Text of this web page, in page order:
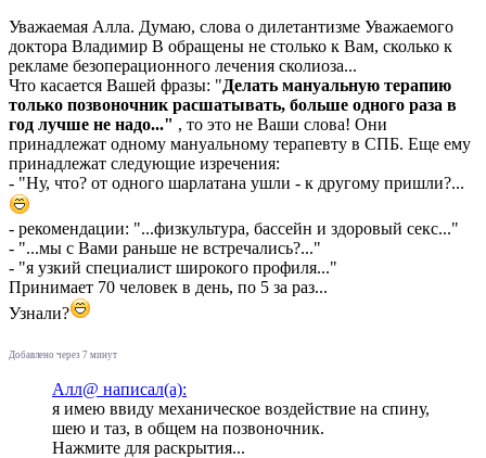
Уважаемая Алла. Думаю, слова о дилетантизме Уважаемого
доктора Владимир В обращены не столько к Вам, сколько к
рекламе безоперационного лечения сколиоза...
Что касается Вашей фразы: "Делать мануальную терапию
только позвоночник расшатывать, больше одного раза в
год лучше не надо..." , то это не Ваши слова! Они
принадлежат одному мануальному терапевту в СПБ. Еще ему
принадлежат следующие изречения:
- "Ну, что? от одного шарлатана ушли - к другому пришли?...
- рекомендации: "...физкультура, бассейн и здоровый секс..."
- "...мы с Вами раньше не встречались?..."
- "я узкий специалист широкого профиля..."
Принимает 70 человек в день, по 5 за раз...
Узнали?
Добавлено через 7 минут
Алл@ написал(а):
я имею ввиду механическое воздействие на спину,
шею и таз, в общем на позвоночник.
Нажмите для раскрытия...